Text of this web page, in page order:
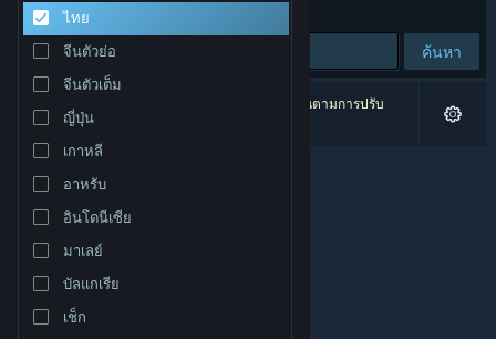
ฝ่ายสนับสนุน
เปลี่ยนภาษา
รับแอป Steam แบบพกพา
ชมเว็บไซต์สำหรับเดสก์ท็อป
ไทย
จีนตัวย่อ
จีนตัวเต็ม
ญี่ปุ่น
เกาหลี
อาหรับ
อินโดนีเซีย
มาเลย์
บัลแกเรีย
เช็ก
จัดเรียงตาม
ค้นหา
0 ผลลัพธ์ตรงกับที่คุณค้นหา 6 ผลิตภัณฑ์ได้ถูกละเว้นตามการปรับ
แต่งของคุณ